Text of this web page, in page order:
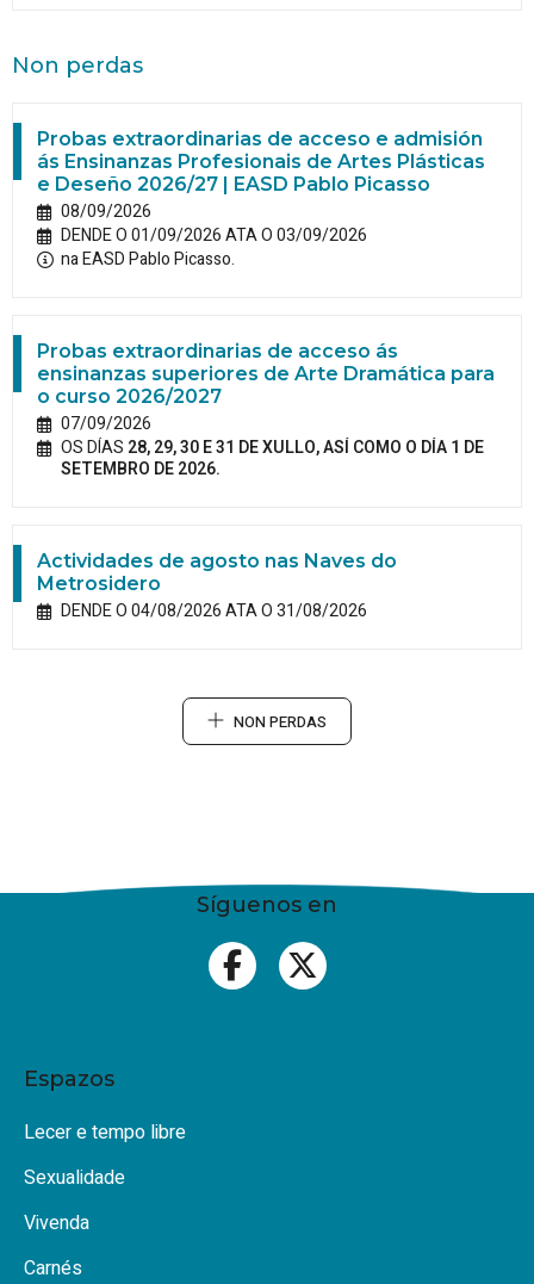
Non perdas
Probas extraordinarias de acceso e admisión
ás Ensinanzas Profesionais de Artes Plásticas
e Deseño 2026/27 | EASD Pablo Picasso
08/09/2026
DENDE O 01/09/2026 ATA O 03/09/2026
na EASD Pablo Picasso.
Probas extraordinarias de acceso ás
ensinanzas superiores de Arte Dramática para
o curso 2026/2027
07/09/2026
OS DÍAS 28, 29, 30 E 31 DE XULLO, ASÍ COMO O DÍA 1 DE
SETEMBRO DE 2026.
Actividades de agosto nas Naves do
Metrosidero
DENDE O 04/08/2026 ATA O 31/08/2026
NON PERDAS
Síguenos en
Espazos
Lecer e tempo libre
Sexualidade
Vivenda
Carnés